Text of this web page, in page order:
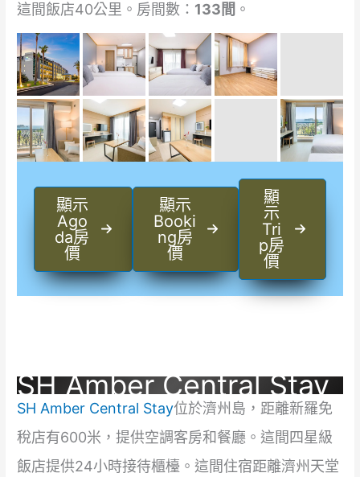
這間飯店40公里。房間數： 133間 。
顯示
Ago
da房
價
顯示
Booki
ng房
價
顯
示
Tri
p房
價
SH Amber Central Stay
SH Amber Central Stay位於濟州島，距離新羅免
稅店有600米，提供空調客房和餐廳。這間四星級
飯店提供24小時接待櫃檯。這間住宿距離濟州天堂